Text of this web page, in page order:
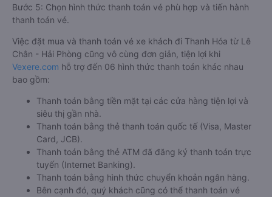
Bước 5: Chọn hình thức thanh toán vé phù hợp và tiến hành
thanh toán vé.
Việc đặt mua và thanh toán vé xe khách đi Thanh Hóa từ Lê
Chân - Hải Phòng cũng vô cùng đơn giản, tiện lợi khi
Vexere.com hỗ trợ đến 06 hình thức thanh toán khác nhau
bao gồm:
Thanh toán bằng tiền mặt tại các cửa hàng tiện lợi và
siêu thị gần nhà.
Thanh toán bằng thẻ thanh toán quốc tế (Visa, Master
Card, JCB).
Thanh toán bằng thẻ ATM đã đăng ký thanh toán trực
tuyến (Internet Banking).
Thanh toán bằng hình thức chuyển khoản ngân hàng.
Bên cạnh đó, quý khách cũng có thể thanh toán vé